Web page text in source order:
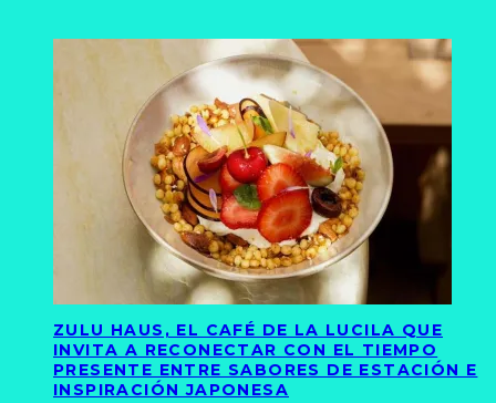
ZULU HAUS, EL CAFÉ DE LA LUCILA QUE
INVITA A RECONECTAR CON EL TIEMPO
PRESENTE ENTRE SABORES DE ESTACIÓN E
INSPIRACIÓN JAPONESA